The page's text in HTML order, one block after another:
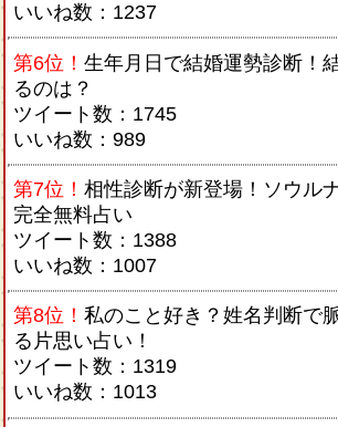
いいね数：1237
第6位！ 生年月日で結婚運勢診断！
るのは？
ツイート数：1745
いいね数：989
第7位！ 相性診断が新登場！ソウル
完全無料占い
ツイート数：1388
いいね数：1007
第8位！ 私のこと好き？姓名判断で
る片思い占い！
ツイート数：1319
いいね数：1013